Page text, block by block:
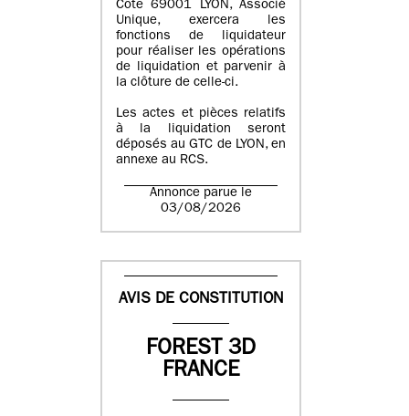
Côte 69001 LYON, Associé
Unique, exercera les
fonctions de liquidateur
pour réaliser les opérations
de liquidation et parvenir à
la clôture de celle-ci.
Les actes et pièces relatifs
à la liquidation seront
déposés au GTC de LYON, en
annexe au RCS.
Annonce parue le
03/08/2026
AVIS DE CONSTITUTION
FOREST 3D
FRANCE